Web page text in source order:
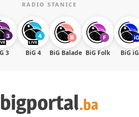
RADIO STANICE
3 BiG 4 BiG Balade BiG Folk BiG iG